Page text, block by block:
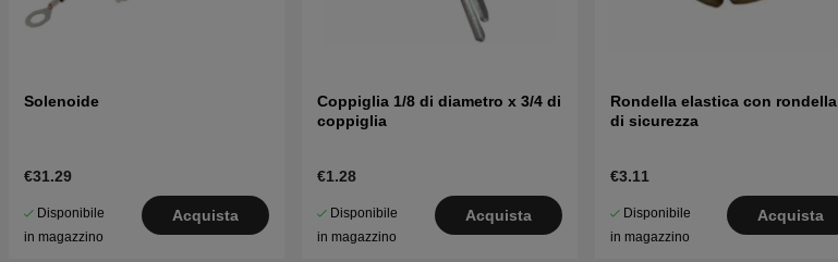
Solenoide
€31.29
Disponibile
in magazzino
Acquista
Coppiglia 1/8 di diametro x 3/4 di
coppiglia
€1.28
Disponibile
in magazzino
Acquista
Rondella elastica con rondella
di sicurezza
€3.11
Disponibile
in magazzino
Acquista